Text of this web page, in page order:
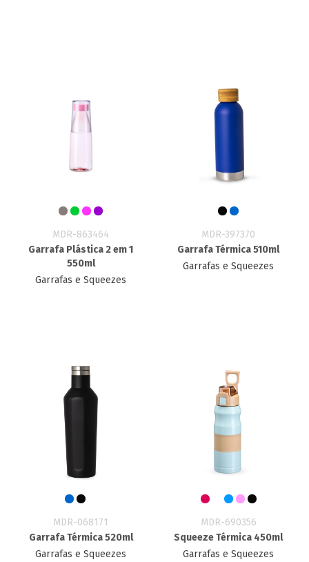
MDR-863464
Garrafa Plástica 2 em 1
550ml
Garrafas e Squeezes
MDR-397370
Garrafa Térmica 510ml
Garrafas e Squeezes
MDR-068171
Garrafa Térmica 520ml
Garrafas e Squeezes
MDR-690356
Squeeze Térmica 450ml
Garrafas e Squeezes